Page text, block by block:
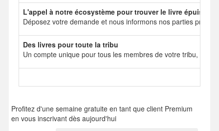
L'appel à notre écosystème pour trouver le livre épuisé
Déposez votre demande et nous informons nos parties
Des livres pour toute la tribu
Un compte unique pour tous les membres de votre tribu, mais
Profitez d'une semaine gratuite en tant que client Premium
en vous inscrivant dès aujourd'hui